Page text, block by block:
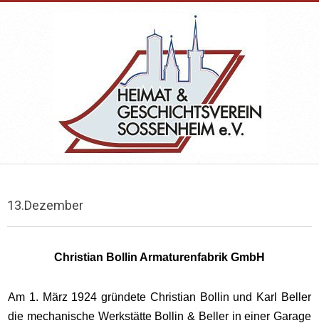
HEIMAT-
&
GESCHICHTSVEREIN
SOSSENHEIM
Menu
13.Dezember
Christian Bollin Armaturenfabrik GmbH
Am 1. März 1924 gründete Christian Bollin und Karl Beller
die mechanische Werkstätte Bollin & Beller in einer Garage